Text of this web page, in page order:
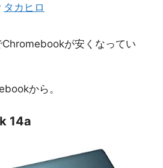
タカヒロ
が安くなってい
から。
14a